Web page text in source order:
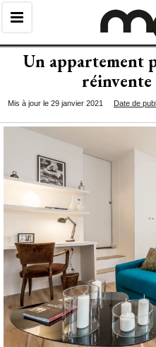
Un appartement
Mis à jour le 29 janvier 2021 Date de